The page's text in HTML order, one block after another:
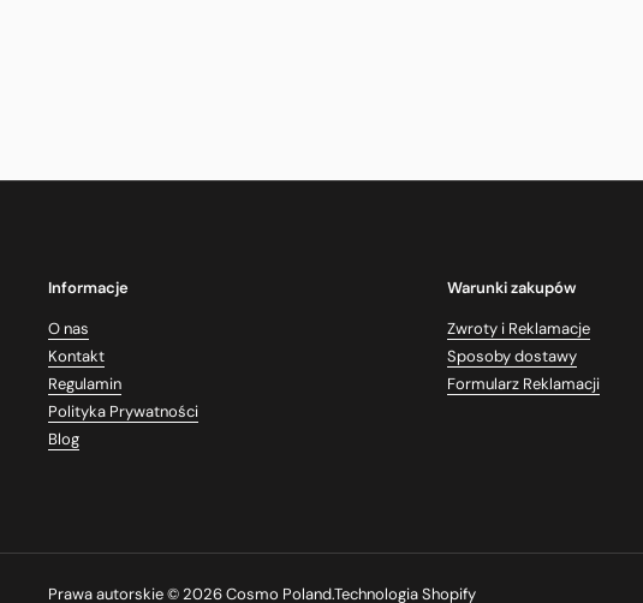
Informacje
O nas
Kontakt
Regulamin
Polityka Prywatności
Blog
Warunki zakupów
Zwroty i Reklamacje
Sposoby dostawy
Formularz Reklamacji
Prawa autorskie © 2026Cosmo Poland.Technologia Shopify